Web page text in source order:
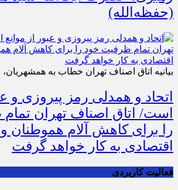
(حفظه‌الله)
بیانیه اتاق اصناف تهران خطاب به همشهریان،
اتحاد و همدلی رمز پیروزی و
است/ اتاق اصناف تهران
را برای کاهش آلام هموطنان
اقتصادی به کار خواهد گرفت
فعالیت کاربردی